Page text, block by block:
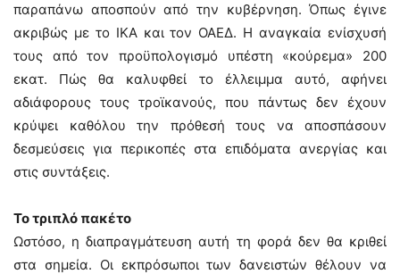
παραπάνω αποσπούν από την κυβέρνηση. Όπως έγινε
ακριβώς με το ΙΚΑ και τον ΟΑΕΔ. Η αναγκαία ενίσχυσή
τους από τον προϋπολογισμό υπέστη «κούρεμα» 200
εκατ. Πώς θα καλυφθεί το έλλειμμα αυτό, αφήνει
αδιάφορους τους τροϊκανούς, που πάντως δεν έχουν
κρύψει καθόλου την πρόθεσή τους να αποσπάσουν
δεσμεύσεις για περικοπές στα επιδόματα ανεργίας και
στις συντάξεις.
Το τριπλό πακέτο
Ωστόσο, η διαπραγμάτευση αυτή τη φορά δεν θα κριθεί
στα σημεία. Οι εκπρόσωποι των δανειστών θέλουν να